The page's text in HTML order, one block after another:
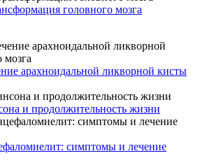
головного мозга
арахноидальной ликворной кисты
и продолжительность жизни
симптомы и лечение